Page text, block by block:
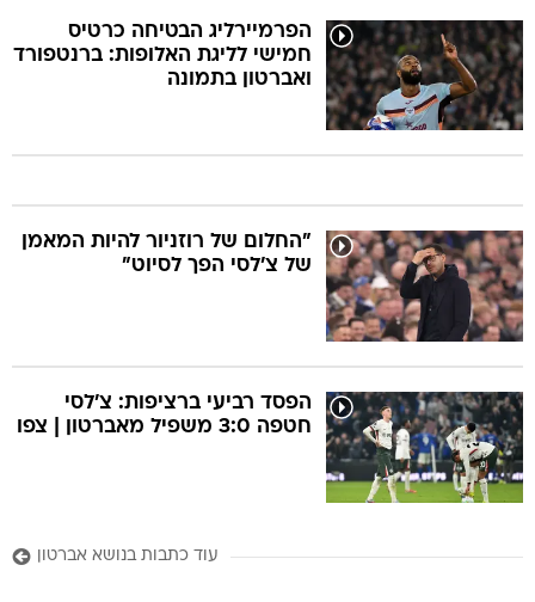
הפרמיירליג הבטיחה כרטיס
חמישי לליגת האלופות: ברנטפורד
ואברטון בתמונה
"החלום של רוזניור להיות המאמן
של צ'לסי הפך לסיוט"
הפסד רביעי ברציפות: צ'לסי
חטפה 3:0 משפיל מאברטון | צפו
עוד כתבות בנושא אברטון